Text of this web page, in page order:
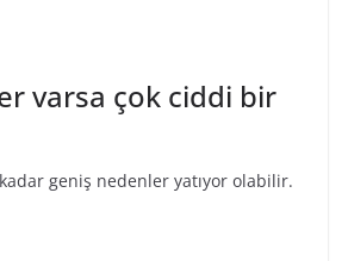
varsa çok ciddi bir
geniş nedenler yatıyor olabilir.